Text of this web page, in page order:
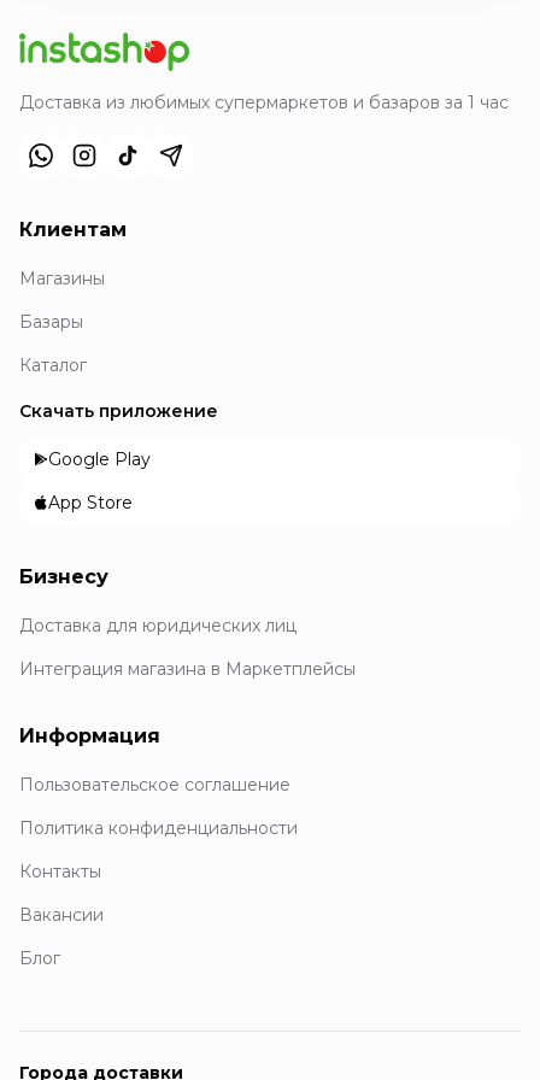
Доставка из любимых супермаркетов и базаров за 1 час
Клиентам
Магазины
Базары
Каталог
Скачать приложение
Google Play
App Store
Бизнесу
Доставка для юридических лиц
Интеграция магазина в Маркетплейсы
Информация
Пользовательское соглашение
Политика конфиденциальности
Контакты
Вакансии
Блог
Города доставки